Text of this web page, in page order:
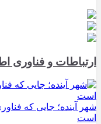
ارتباطات و فناوری
شهر آینده؛ جایی که
است